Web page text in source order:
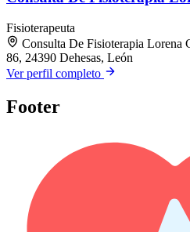
Fisioterapeuta
Consulta De Fisioterapia Lorena
86, 24390 Dehesas, León
Ver perfil completo
Footer